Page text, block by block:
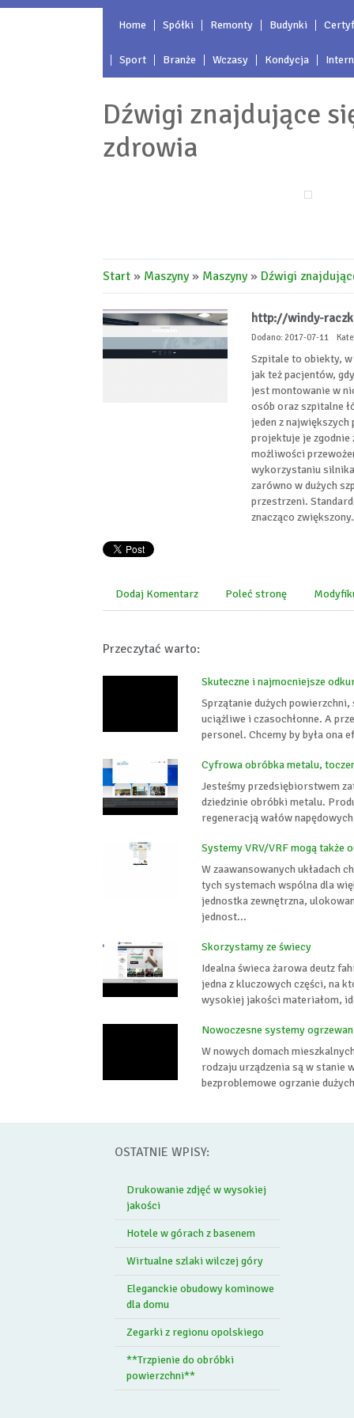
Home Spółki Remonty Budynki
Sport Branże Wczasy Kondycja
Dźwigi znajdujące
zdrowia
Start » Maszyny» Maszyny» Dźwigi
http://windy-
Dodano: 2017-07-11
Szpitale to obiekty,
jak też pacjentów,
jest montowanie w
osób oraz szpitalne
jeden z
projektuje je zgodnie
możliwości
wykorzystaniu
zarówno w dużych
przestrzeni.
znacząco
Dodaj Komentarz Poleć stronę
Przeczytać warto:
Skuteczne i najmocniejsze
Sprzątanie dużych
uciążliwe i czasochłonne. A
personel. Chcemy by była ona
Cyfrowa obróbka metalu,
Jesteśmy przedsiębiorstwem
dziedzinie obróbki metalu.
regeneracją wałów
Systemy VRV/VRF mogą także
W zaawansowanych układach
tych systemach wspólna dla
jednostka zewnętrzna,
jednost...
Skorzystamy ze świecy
Idealna świeca żarowa deutz
jedna z kluczowych części, na
wysokiej jakości materiałom,
Nowoczesne systemy
W nowych domach
rodzaju urządzenia są w
bezproblemowe ogrzanie
OSTATNIE WPISY:
Drukowanie zdjęć w wysokiej
jakości
Hotele w górach z basenem
Wirtualne szlaki wilczej góry
Eleganckie obudowy kominowe
dla domu
Zegarki z regionu opolskiego
**Trzpienie do obróbki
powierzchni**